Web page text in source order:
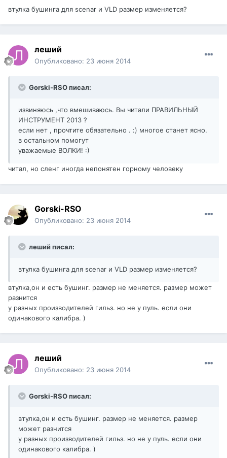
втулка бушинга для scenar и VLD размер изменяется?
леший
Опубликовано: 23 июня 2014
Gorski-RSO писал:
извиняюсь ,что вмешиваюсь. Вы читали ПРАВИЛЬНЫЙ
ИНСТРУМЕНТ 2013 ?
если нет , прочтите обязательно . :) многое станет ясно.
в остальном помогут
уважаемые ВОЛКИ! :)
читал, но сленг иногда непонятен горному человеку
Gorski-RSO
Опубликовано: 23 июня 2014
леший писал:
втулка бушинга для scenar и VLD размер изменяется?
втулка,он и есть бушинг. размер не меняется. размер может
разнится
у разных производителей гильз. но не у пуль. если они
одинакового калибра. )
леший
Опубликовано: 23 июня 2014
Gorski-RSO писал:
втулка,он и есть бушинг. размер не меняется. размер
может разнится
у разных производителей гильз. но не у пуль. если они
одинакового калибра. )